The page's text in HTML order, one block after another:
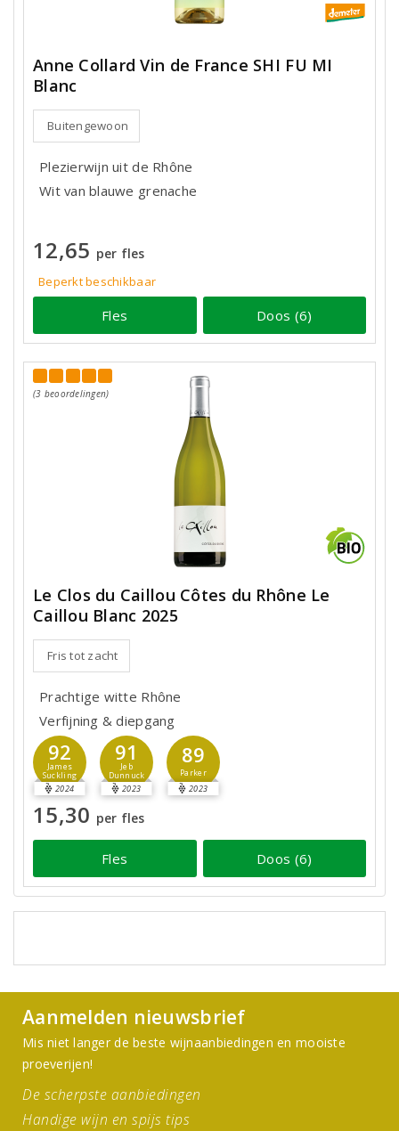
Anne Collard Vin de France SHI FU MI
Blanc
Buitengewoon
Plezierwijn uit de Rhône
Wit van blauwe grenache
12,65 per fles
Beperkt beschikbaar
Fles Doos (6)
(3 beoordelingen)
Le Clos du Caillou Côtes du Rhône Le
Caillou Blanc 2025
Fris tot zacht
Prachtige witte Rhône
Verfijning & diepgang
92
James
Suckling
2024
91
Jeb
Dunnuck
2023
89
Parker
2023
15,30 per fles
Fles Doos (6)
Aanmelden nieuwsbrief
Mis niet langer de beste wijnaanbiedingen en mooiste
proeverijen!
De scherpste aanbiedingen
Handige wijn en spijs tips